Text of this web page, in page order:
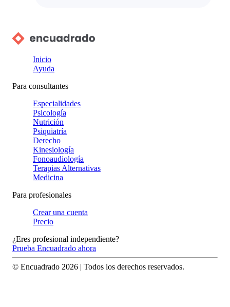
Inicio
Ayuda
Para consultantes
Especialidades
Psicología
Nutrición
Psiquiatría
Derecho
Kinesiología
Fonoaudiología
Terapias Alternativas
Medicina
Para profesionales
Crear una cuenta
Precio
¿Eres profesional independiente?
Prueba Encuadrado ahora
© Encuadrado 2026 | Todos los derechos reservados.